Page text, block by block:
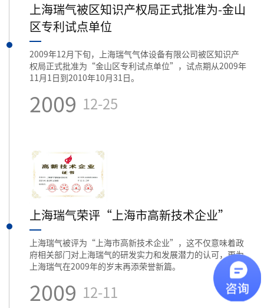
上海瑞气被区知识产权局正式批准为-金山
区专利试点单位
2009年12月下旬，上海瑞气气体设备有限公司被区知识产
权局正式批准为“金山区专利试点单位”，试点期从2009年
11月1日到2010年10月31日。
2009 12-25
上海瑞气荣评“上海市高新技术企业”
上海瑞气被评为“上海市高新技术企业”，这不仅意味着政
府相关部门对上海瑞气的研发实力和发展潜力的认可，更为
上海瑞气在2009年的岁末再添荣誉新篇。
2009 12-11